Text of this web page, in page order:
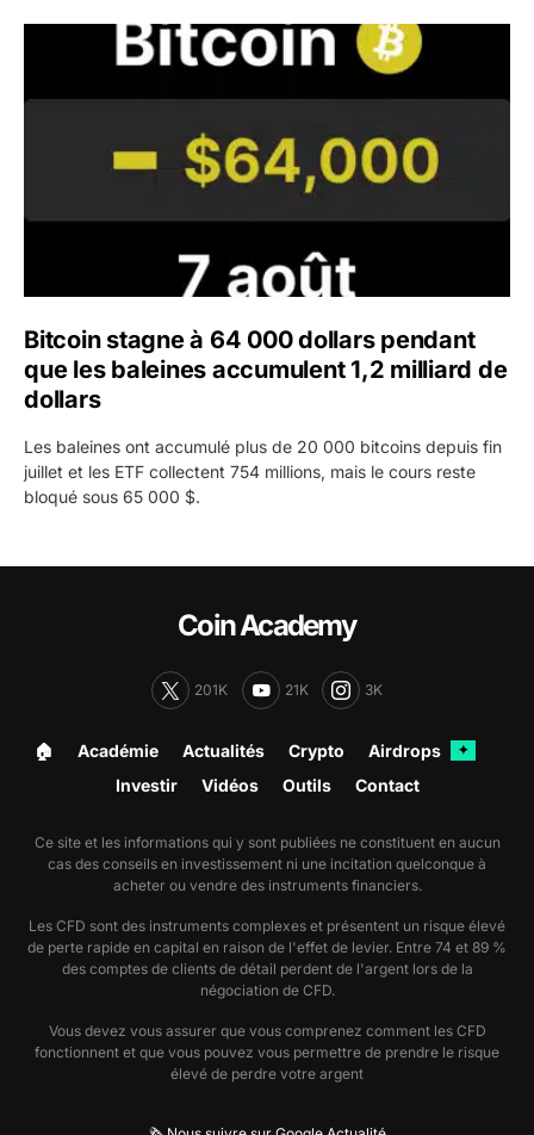
Bitcoin stagne à 64 000 dollars pendant que les
Bitcoin stagne à 64 000 dollars pendant
que les baleines accumulent 1,2 milliard de
dollars
Les baleines ont accumulé plus de 20 000 bitcoins depuis fin
juillet et les ETF collectent 754 millions, mais le cours reste
bloqué sous 65 000 $.
Coin Academy
201K 21K 3K
🏠︎ Académie Actualités Crypto Airdrops ✦
Investir Vidéos Outils Contact
Ce site et les informations qui y sont publiées ne constituent en aucun
cas des conseils en investissement ni une incitation quelconque à
acheter ou vendre des instruments financiers.
Les CFD sont des instruments complexes et présentent un risque élevé
de perte rapide en capital en raison de l'effet de levier. Entre 74 et 89 %
des comptes de clients de détail perdent de l'argent lors de la
négociation de CFD.
Vous devez vous assurer que vous comprenez comment les CFD
fonctionnent et que vous pouvez vous permettre de prendre le risque
élevé de perdre votre argent